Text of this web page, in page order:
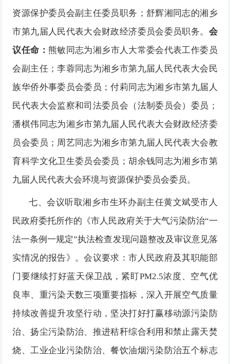
资源保护委员会副主任委员职务；舒辉湘同志的湘乡
市第九届人民代表大会财政经济委员会委员职务。 会
议任命： 熊敏同志为湘乡市人大常委会代表工作委员
会副主任；李蓉同志为湘乡市第九届人民代表大会民
族华侨外事委员会委员；付莉同志为湘乡市第九届人
民代表大会监察和司法委员会（法制委员会）委员；
潘棋伟同志为湘乡市第九届人民代表大会财政经济委
员会委员；周艺同志为湘乡市第九届人民代表大会教
育科学文化卫生委员会委员；胡余钱同志为湘乡市第
九届人民代表大会环境与资源保护委员会委员。
七、会议听取湘乡市生环办副主任黄文斌受市人
民政府委托所作的《市人民政府关于大气污染防治“一
法一条例一规定”执法检查发现问题整改及审议意见落
实情况的报告》。会议要求：市人民政府及其职能部
门要继续打好蓝天保卫战，紧盯PM2.5浓度、空气优
良率、重污染天数三项重要指标，深入开展空气质量
持续改善提升攻坚行动，坚决打好打赢移动源污染防
治、扬尘污染防治、推进秸秆综合利用和禁止露天焚
烧、工业企业污染防治、餐饮油烟污染防治五个标志